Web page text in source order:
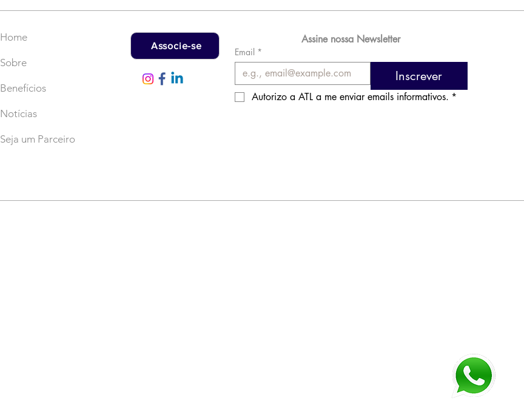
Home
Sobre
Benefícios
Notícias
Seja um Parceiro
Associe-se
Assine nossa Newsletter
Email *
Inscrever
Autorizo a ATL a me enviar emails informativos. *